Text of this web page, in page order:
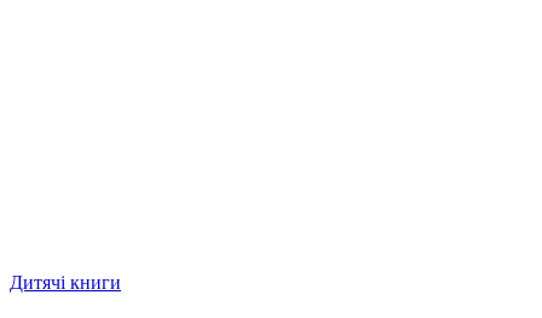
Дитячі книги